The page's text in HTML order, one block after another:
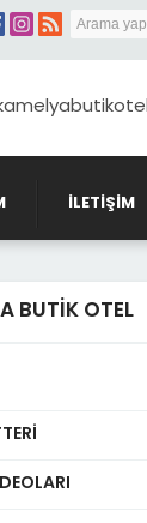
İLETIŞIM
BUTİK OTEL